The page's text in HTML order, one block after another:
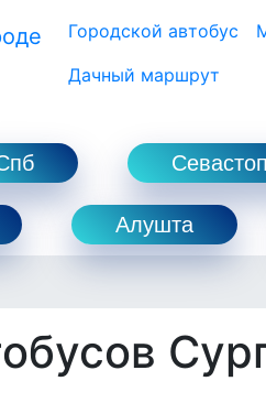
Городской автобус
Дачный маршрут
Алушта